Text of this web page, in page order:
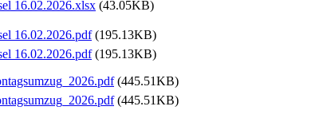
16.02.2026.xlsx (43.05KB)
16.02.2026.pdf(195.13KB)
16.02.2026.pdf(195.13KB)
(445.51KB)
(445.51KB)